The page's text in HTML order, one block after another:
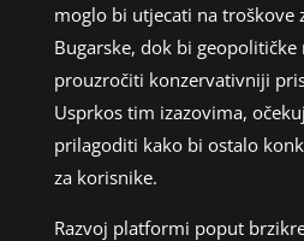
moglo bi utjecati na troškove
Bugarske, dok bi
prouzročiti konzervativniji
Usprkos tim izazovima,
prilagoditi kako bi ostalo
za korisnike.
Razvoj platformi poput